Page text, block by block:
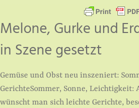
Melone, Gurke und
in Szene gesetzt
Gemüse und Obst neu inszeniert:
GerichteSommer, Sonne, Leichtigkeit:
wünscht man sich leichte Gerichte,